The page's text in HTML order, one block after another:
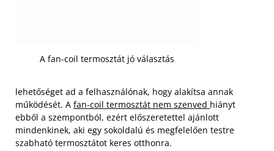
A fan-coil termosztát jó választás
lehetőséget ad a felhasználónak, hogy alakítsa annak
működését. A fan-coil termosztát nem szenved hiányt
ebből a szempontból, ezért előszeretettel ajánlott
mindenkinek, aki egy sokoldalú és megfelelően testre
szabható termosztátot keres otthonra.